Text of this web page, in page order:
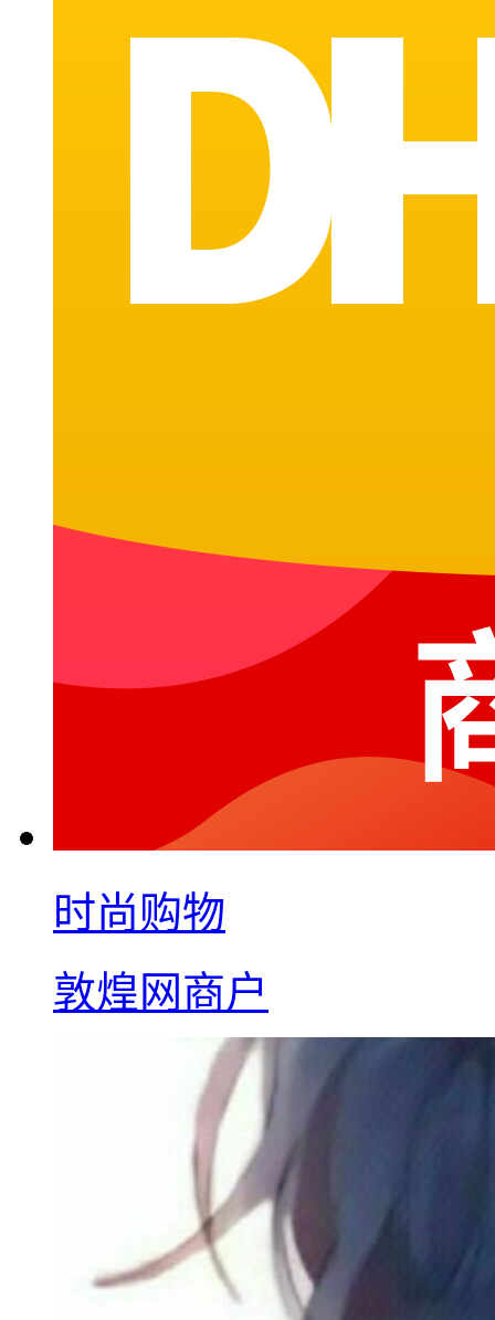
时尚购物
敦煌网商户